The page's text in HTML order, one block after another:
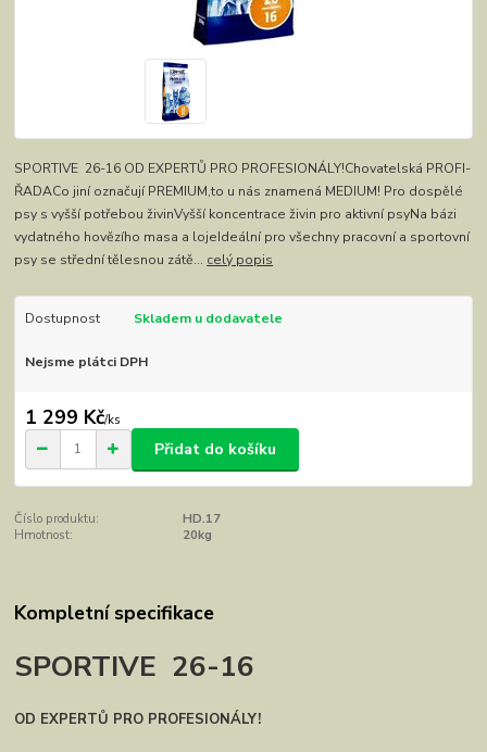
SPORTIVE 26-16 OD EXPERTŮ PRO PROFESIONÁLY!Chovatelská PROFI-
ŘADACo jiní označují PREMIUM,to u nás znamená MEDIUM! Pro dospělé
psy s vyšší potřebou živinVyšší koncentrace živin pro aktivní psyNa bázi
vydatného hovězího masa a lojeIdeální pro všechny pracovní a sportovní
psy se střední tělesnou zátě... celý popis
Dostupnost Skladem u dodavatele
Nejsme plátci DPH
1 299 Kč/ks
Přidat do košíku
Číslo produktu:
HD.17
Hmotnost:
20kg
Kompletní specifikace
SPORTIVE 26-16
OD EXPERTŮ PRO PROFESIONÁLY!